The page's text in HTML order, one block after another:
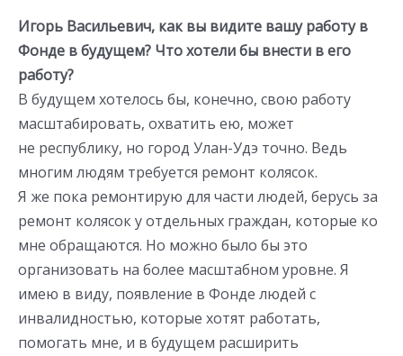
Игорь Васильевич, как вы видите вашу работу в
Фонде в будущем? Что хотели бы внести в его
работу?
В будущем хотелось бы, конечно, свою работу
масштабировать, охватить ею, может
не республику, но город Улан-Удэ точно. Ведь
многим людям требуется ремонт колясок.
Я же пока ремонтирую для части людей, берусь за
ремонт колясок у отдельных граждан, которые ко
мне обращаются. Но можно было бы это
организовать на более масштабном уровне. Я
имею в виду, появление в Фонде людей с
инвалидностью, которые хотят работать,
помогать мне, и в будущем расширить